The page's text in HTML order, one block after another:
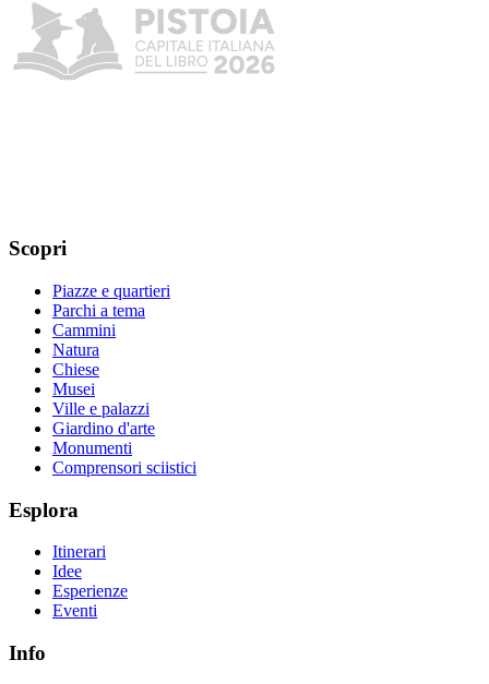
Scopri
Piazze e quartieri
Parchi a tema
Cammini
Natura
Chiese
Musei
Ville e palazzi
Giardino d'arte
Monumenti
Comprensori sciistici
Esplora
Itinerari
Idee
Esperienze
Eventi
Info